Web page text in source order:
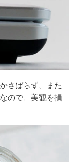
さばらず、また
ので、美観を損